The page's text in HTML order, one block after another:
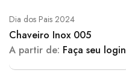
Dia dos Pais 2024
Chaveiro Inox 005
A partir de: Faça seu login